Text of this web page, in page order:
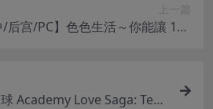
上一篇
/后宫/PC】色色生活～你能讓 100
Academy Love Saga: Ten